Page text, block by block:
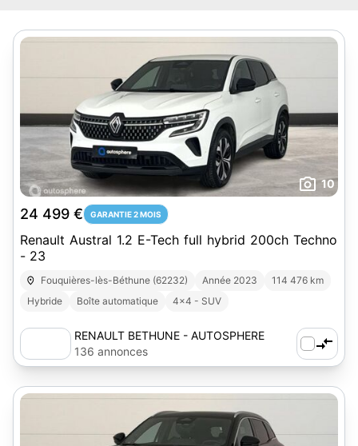
10
24 499 € GARANTIE 2 MOIS
Renault Austral 1.2 E-Tech full hybrid 200ch Techno
- 23
Fouquières-lès-Béthune (62232) Année 2023
114 476 km
Hybride
Boîte automatique 4x4 - SUV
RENAULT BETHUNE - AUTOSPHERE
136 annonces